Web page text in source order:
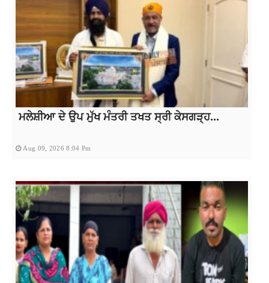
ਮਲੇਸ਼ੀਆ ਦੇ ਉਪ ਮੁੱਖ ਮੰਤਰੀ ਤਖਤ ਸ੍ਰੀ ਕੇਸਗੜ੍ਹ...
Aug 09, 2026 8:04 Pm